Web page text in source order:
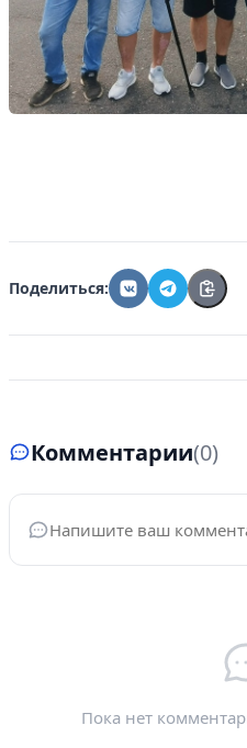
Поделиться:
Комментарии(0)
Ваше имя*
Пока нет